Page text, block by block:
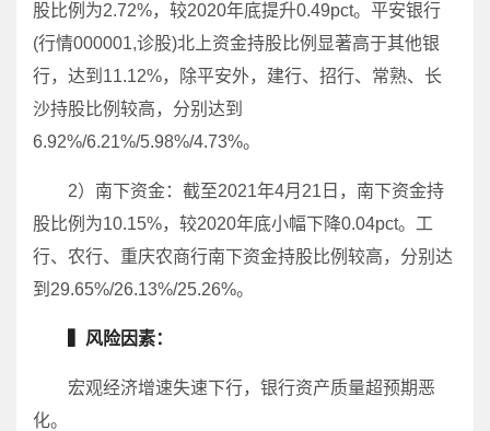
股比例为2.72%，较2020年底提升0.49pct。平安银行
(行情000001,诊股)北上资金持股比例显著高于其他银
行，达到11.12%，除平安外，建行、招行、常熟、长
沙持股比例较高，分别达到
6.92%/6.21%/5.98%/4.73%。
2）南下资金：截至2021年4月21日，南下资金持
股比例为10.15%，较2020年底小幅下降0.04pct。工
行、农行、重庆农商行南下资金持股比例较高，分别达
到29.65%/26.13%/25.26%。
▍风险因素：
宏观经济增速失速下行，银行资产质量超预期恶
化。